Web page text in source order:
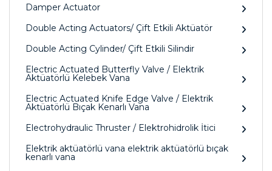
Damper Actuator
Double Acting Actuators/ Çift Etkili Aktüatör
Double Acting Cylinder/ Çift Etkili Silindir
Electric Actuated Butterfly Valve / Elektrik
Aktüatörlü Kelebek Vana
Electric Actuated Knife Edge Valve / Elektrik
Aktüatörlü Bıçak Kenarlı Vana
Electrohydraulic Thruster / Elektrohidrolik İtici
Elektrik aktüatörlü vana elektrik aktüatörlü bıçak
kenarlı vana